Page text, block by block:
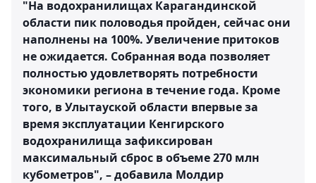
"На водохранилищах Карагандинской
области пик половодья пройден, сейчас они
наполнены на 100%. Увеличение притоков
не ожидается. Собранная вода позволяет
полностью удовлетворять потребности
экономики региона в течение года. Кроме
того, в Улытауской области впервые за
время эксплуатации Кенгирского
водохранилища зафиксирован
максимальный сброс в объеме 270 млн
кубометров", – добавила Молдир